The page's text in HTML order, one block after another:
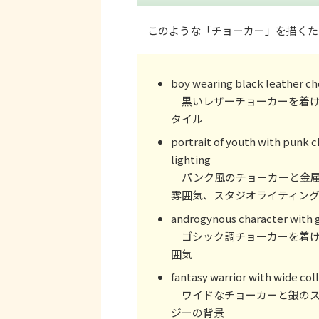
このような「チョーカー」を描く
boy wearing black leather
黒いレザーチョーカーを着
タイル
portrait of youth with punk
lighting
パンク風のチョーカーと金
雰囲気、スタジオライティング
androgynous character with
ゴシック調チョーカーを着
囲気
fantasy warrior with wide
ワイドなチョーカーと銀の
ジーの背景